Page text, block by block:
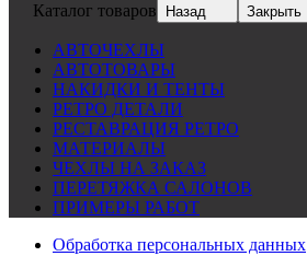
Каталог товаров Назад Закрыть
АВТОЧЕХЛЫ
АВТОТОВАРЫ
НАКИДКИ И ТЕНТЫ
РЕТРО ДЕТАЛИ
РЕСТАВРАЦИЯ РЕТРО
МАТЕРИАЛЫ
ЧЕХЛЫ НА ЗАКАЗ
ПЕРЕТЯЖКА САЛОНОВ
ПРИМЕРЫ РАБОТ
Обработка персональных данных